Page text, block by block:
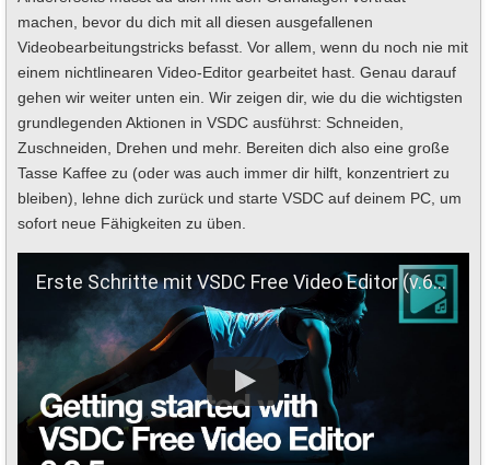
machen, bevor du dich mit all diesen ausgefallenen
Videobearbeitungstricks befasst. Vor allem, wenn du noch nie mit
einem nichtlinearen Video-Editor gearbeitet hast. Genau darauf
gehen wir weiter unten ein. Wir zeigen dir, wie du die wichtigsten
grundlegenden Aktionen in VSDC ausführst: Schneiden,
Zuschneiden, Drehen und mehr. Bereiten dich also eine große
Tasse Kaffee zu (oder was auch immer dir hilft, konzentriert zu
bleiben), lehne dich zurück und starte VSDC auf deinem PC, um
sofort neue Fähigkeiten zu üben.
Erste Schritte mit VSDC Free Video Editor (v.6.3.5 oder höher)